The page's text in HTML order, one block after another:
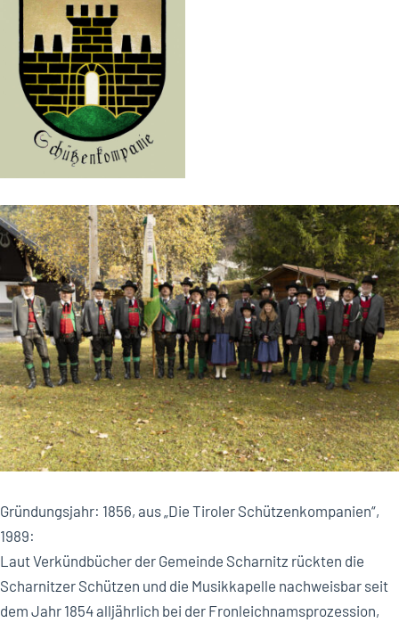
Gründungsjahr: 1856, aus „Die Tiroler Schützenkompanien“,
1989:
Laut Verkündbücher der Gemeinde Scharnitz rückten die
Scharnitzer Schützen und die Musikkapelle nachweisbar seit
dem Jahr 1854 alljährlich bei der Fronleichnamsprozession,